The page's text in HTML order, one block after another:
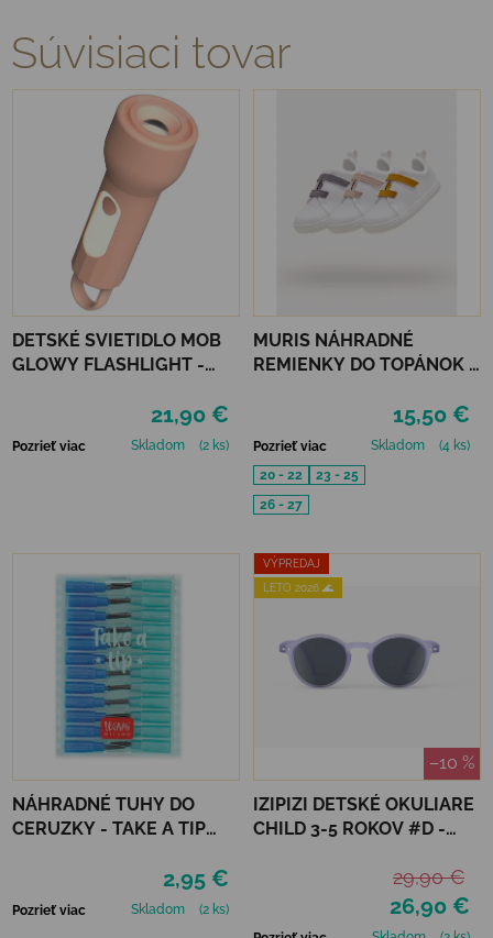
Súvisiaci tovar
DETSKÉ SVIETIDLO MOB
GLOWY FLASHLIGHT -
21,90 €
Pozrieť viac Skladom (2 ks)
MURIS NÁHRADNÉ
REMIENKY DO TOPÁNOK 3
15,50 €
Pozrieť viac Skladom
(4 ks)
20 - 22
23 - 25
26 - 27
NÁHRADNÉ TUHY DO
CERUZKY - TAKE A TIP
2,95 €
Pozrieť viac Skladom (2 ks)
VÝPREDAJ
LETO 2026 🌊
–10 %
IZIPIZI DETSKÉ OKULIARE
CHILD 3-5 ROKOV #D -
26,90 €
29,90 €